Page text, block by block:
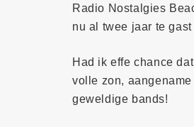
Radio Nostalgies
nu al twee jaar te
Had ik effe chance
volle zon,
geweldige bands!